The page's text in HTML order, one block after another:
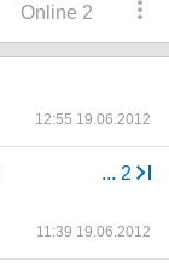
Online 2
12:55 19.06.2012
... 2
11:39 19.06.2012